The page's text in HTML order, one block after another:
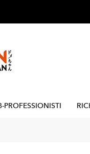
PROFESSIONISTI